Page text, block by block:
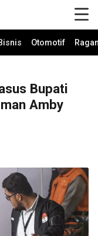
Otomotif
Bupati
Amby